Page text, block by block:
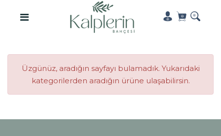
Üzgünüz, aradığın sayfayı bulamadık. Yukarıdaki
kategorilerden aradığın ürüne ulaşabilirsin.